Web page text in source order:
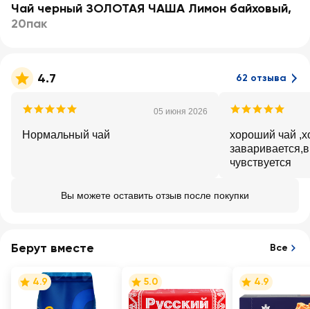
Чай черный ЗОЛОТАЯ ЧАША Лимон байховый,
20пак
4.7 62 отзыва
05 июня 2026
Нормальный чай
хороший чай
чувствуется
Вы можете оставить отзыв после покупки
Берут вместе Все
4.9 5.0 4.9